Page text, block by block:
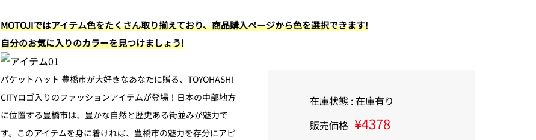
MOTOJIではアイテム色をたくさん取り揃えており、商品購入ページから色を選択できます!
自分のお気に入りのカラーを見つけましょう!
パケットハット 豊橋市が大好きなあなたに贈る、TOYOHASHI
CITYロゴ入りのファッションアイテムが登場！日本の中部地方
に位置する豊橋市は、豊かな自然と歴史ある街並みが魅力で
す。このアイテムを身に着ければ、豊橋市の魅力を存分にアピ
在庫状態 : 在庫有り
販売価格 ¥4378